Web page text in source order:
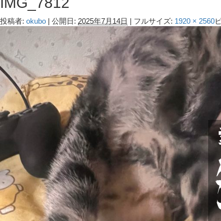
投稿者: okubo | 公開日: 2025年7月14日 | フルサイズ: 1920 × 2560